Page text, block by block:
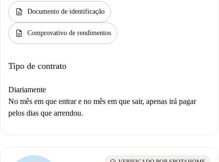
description Documento de identificação
description Comprovativo de rendimentos
Tipo de contrato
Diariamente
No mês em que entrar e no mês em que sair, apenas irá pagar
pelos dias que arrendou.